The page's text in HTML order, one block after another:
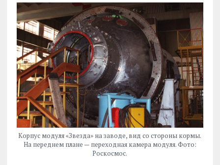
Корпус модуля «Звезда» на заводе, вид со стороны кормы.
На переднем плане — переходная камера модуля. Фото:
Роскосмос.